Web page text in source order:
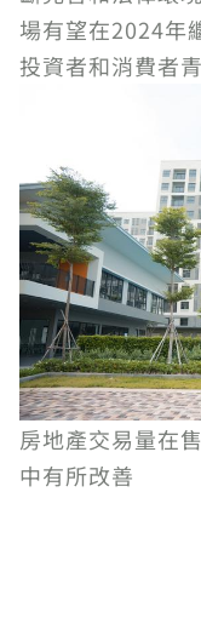
場有望在2024年
投資者和消費者
房地產交易量在
中有所改善